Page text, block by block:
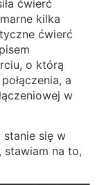
ćwierć
kilka
ćwierć
o którą
a
w
stanie się w
stawiam na to,